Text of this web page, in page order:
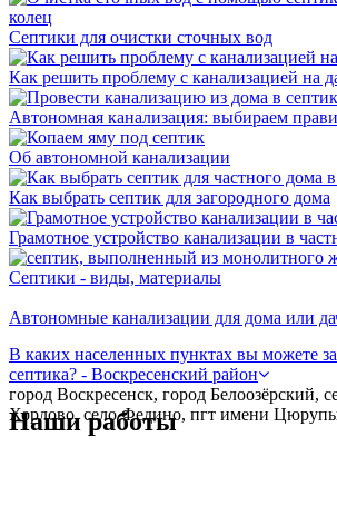
Септики для очистки сточных вод
Как решить проблему с канализацией на
Автономная канализация: выбираем
Об автономной канализации
Как выбрать септик для загородного дома
Грамотное устройство канализации в
Септики - виды, материалы
Автономные канализации для дома или
В каких населенных пунктах вы можете
септика? - Воскресенский район
город Воскресенск, город Белоозёрский,
Хорлово, село Федино, пгт имени
Наши работы